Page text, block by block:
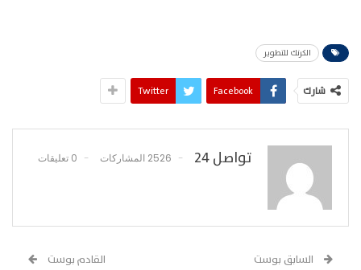
الكرنك للتطوير
شارك Facebook
Twitter
تواصل 24 2526 المشاركات 0 تعليقات
السابق بوست القادم بوست